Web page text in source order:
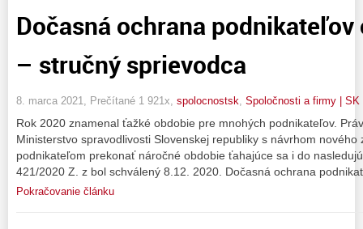
Dočasná ochrana
– stručný sprievodca
8. marca 2021, Prečítané 1 921x, spolocnostsk, Spoločnosti a firmy | SK
Rok 2020 znamenal ťažké obdobie pre mnohých podnikateľov.
Ministerstvo spravodlivosti Slovenskej republiky s návrhom
podnikateľom prekonať náročné obdobie ťahajúce sa i do
421/2020 Z. z bol schválený 8.12. 2020. Dočasná ochrana
Pokračovanie článku